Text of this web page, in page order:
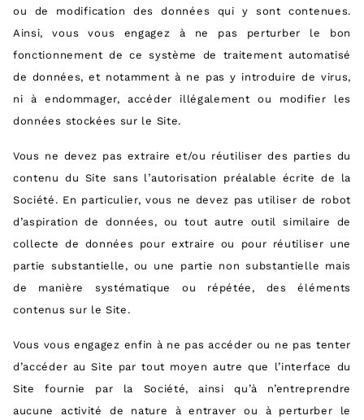
ou de modification des données qui y sont contenues.
Ainsi, vous vous engagez à ne pas perturber le bon
fonctionnement de ce système de traitement automatisé
de données, et notamment à ne pas y introduire de virus,
ni à endommager, accéder illégalement ou modifier les
données stockées sur le Site.
Vous ne devez pas extraire et/ou réutiliser des parties du
contenu du Site sans l’autorisation préalable écrite de la
Société. En particulier, vous ne devez pas utiliser de robot
d’aspiration de données, ou tout autre outil similaire de
collecte de données pour extraire ou pour réutiliser une
partie substantielle, ou une partie non substantielle mais
de manière systématique ou répétée, des éléments
contenus sur le Site.
Vous vous engagez enfin à ne pas accéder ou ne pas tenter
d’accéder au Site par tout moyen autre que l’interface du
Site fournie par la Société, ainsi qu’à n’entreprendre
aucune activité de nature à entraver ou à perturber le